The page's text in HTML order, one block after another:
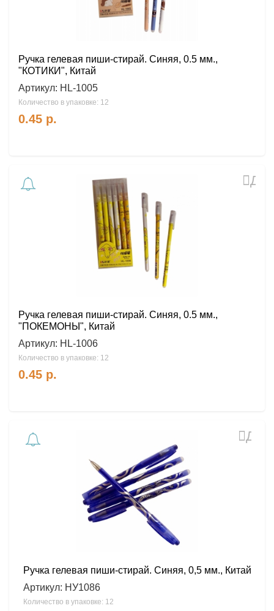
Ручка гелевая пиши-стирай. Синяя, 0.5 мм.,
"КОТИКИ", Китай
Артикул: HL-1005
Количество в упаковке: 12
0.45 р.
Ручка гелевая пиши-стирай. Синяя, 0.5 мм.,
"ПОКЕМОНЫ", Китай
Артикул: HL-1006
Количество в упаковке: 12
0.45 р.
Ручка гелевая пиши-стирай. Синяя, 0,5 мм., Китай
Артикул: НУ1086
Количество в упаковке: 12